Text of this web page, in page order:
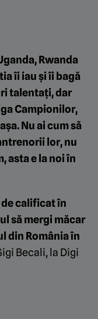
Rwanda
îi iau și îi bagă
talentați, dar
Campionilor,
Nu ai cum să
lor, nu
asta e la noi în
de calificat în
să mergi măcar
din România în
Becali, la Digi